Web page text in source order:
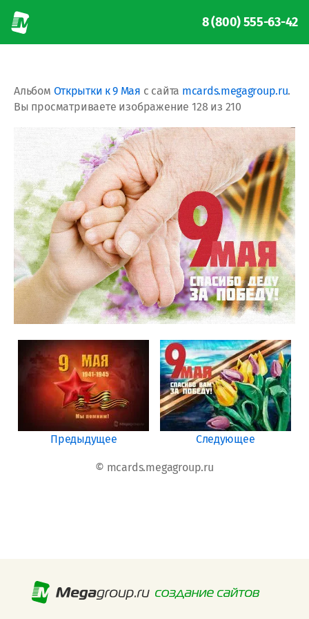
8 (800) 555-63-42
Альбом Открытки к 9 Мая с сайта mcards.megagroup.ru.
Вы просматриваете изображение 128 из 210
Предыдущее Следующее
© mcards.megagroup.ru